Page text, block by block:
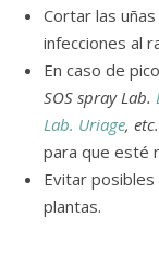
Cortar las
infecciones al
En caso de
SOS sprayLab.
Lab. Uriage, etc.
para que esté
Evitar
plantas.